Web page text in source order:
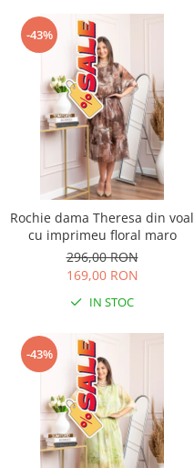
-43%
Rochie dama Theresa din voal
cu imprimeu floral maro
296,00 RON
169,00 RON
IN STOC
-43%